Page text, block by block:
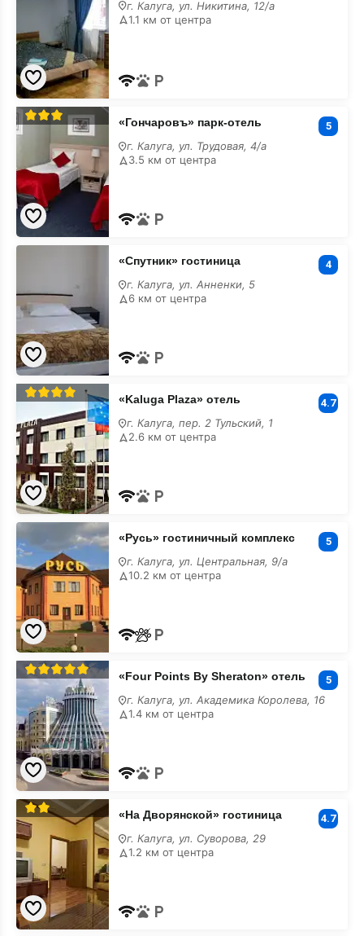
парковкой
г. Калуга, ул. Никитина, 12/а
1.1 км от центра
«Гончаровъ»
парк-
отель
парковкой
«Гончаровъ» парк-отель 5
г. Калуга, ул. Трудовая, 4/а
3.5 км от центра
«Спутник»
парковкой
«Спутник» гостиница 4
г. Калуга, ул. Анненки, 5
6 км от центра
«Kaluga
Plaza»
отель
с
парковкой
«Kaluga Plaza» отель 4.7
г. Калуга, пер. 2 Тульский, 1
2.6 км от центра
«Русь»
гостиничный
комплекс
с
парковкой
«Русь» гостиничный комплекс 5
г. Калуга, ул. Центральная, 9/а
10.2 км от центра
«Four
Points
Sheraton»
отель
с
парковкой
«Four Points By Sheraton» отель 5
г. Калуга, ул. Академика Королева, 16
1.4 км от центра
«На
Дворянской»
гостиница
с
парковкой
«На Дворянской» гостиница 4.7
г. Калуга, ул. Суворова, 29
1.2 км от центра